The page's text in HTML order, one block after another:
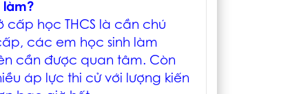
làm?
cấp học THCS là cần chú
các em học sinh làm
cần được quan tâm. Còn
áp lực thi cử với lượng kiến